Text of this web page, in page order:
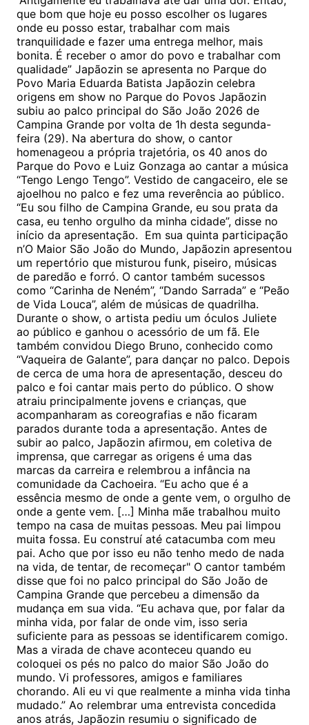
que bom que hoje eu posso escolher os lugares
onde eu posso estar, trabalhar com mais
tranquilidade e fazer uma entrega melhor, mais
bonita. É receber o amor do povo e trabalhar com
qualidade” Japãozin se apresenta no Parque do
Povo Maria Eduarda Batista Japãozin celebra
origens em show no Parque do Povos Japãozin
subiu ao palco principal do São João 2026 de
Campina Grande por volta de 1h desta segunda-
feira (29). Na abertura do show, o cantor
homenageou a própria trajetória, os 40 anos do
Parque do Povo e Luiz Gonzaga ao cantar a música
“Tengo Lengo Tengo”. Vestido de cangaceiro, ele se
ajoelhou no palco e fez uma reverência ao público.
“Eu sou filho de Campina Grande, eu sou prata da
casa, eu tenho orgulho da minha cidade”, disse no
início da apresentação. Em sua quinta participação
n’O Maior São João do Mundo, Japãozin apresentou
um repertório que misturou funk, piseiro, músicas
de paredão e forró. O cantor também sucessos
como “Carinha de Neném”, “Dando Sarrada” e “Peão
de Vida Louca”, além de músicas de quadrilha.
Durante o show, o artista pediu um óculos Juliete
ao público e ganhou o acessório de um fã. Ele
também convidou Diego Bruno, conhecido como
“Vaqueira de Galante”, para dançar no palco. Depois
de cerca de uma hora de apresentação, desceu do
palco e foi cantar mais perto do público. O show
atraiu principalmente jovens e crianças, que
acompanharam as coreografias e não ficaram
parados durante toda a apresentação. Antes de
subir ao palco, Japãozin afirmou, em coletiva de
imprensa, que carregar as origens é uma das
marcas da carreira e relembrou a infância na
comunidade da Cachoeira. “Eu acho que é a
essência mesmo de onde a gente vem, o orgulho de
onde a gente vem. […] Minha mãe trabalhou muito
tempo na casa de muitas pessoas. Meu pai limpou
muita fossa. Eu construí até catacumba com meu
pai. Acho que por isso eu não tenho medo de nada
na vida, de tentar, de recomeçar" O cantor também
disse que foi no palco principal do São João de
Campina Grande que percebeu a dimensão da
mudança em sua vida. “Eu achava que, por falar da
minha vida, por falar de onde vim, isso seria
suficiente para as pessoas se identificarem comigo.
Mas a virada de chave aconteceu quando eu
coloquei os pés no palco do maior São João do
mundo. Vi professores, amigos e familiares
chorando. Ali eu vi que realmente a minha vida tinha
mudado.” Ao relembrar uma entrevista concedida
anos atrás, Japãozin resumiu o significado de